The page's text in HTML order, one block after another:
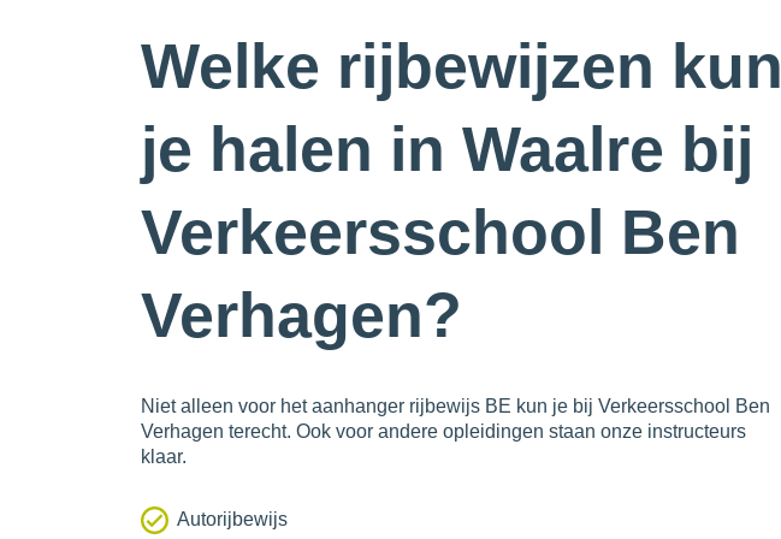
Welke rijbewijzen kun
je halen in Waalre bij
Verkeersschool Ben
Verhagen?
Niet alleen voor het aanhanger rijbewijs BE kun je bij Verkeersschool Ben
Verhagen terecht. Ook voor andere opleidingen staan onze instructeurs
klaar.
Autorijbewijs